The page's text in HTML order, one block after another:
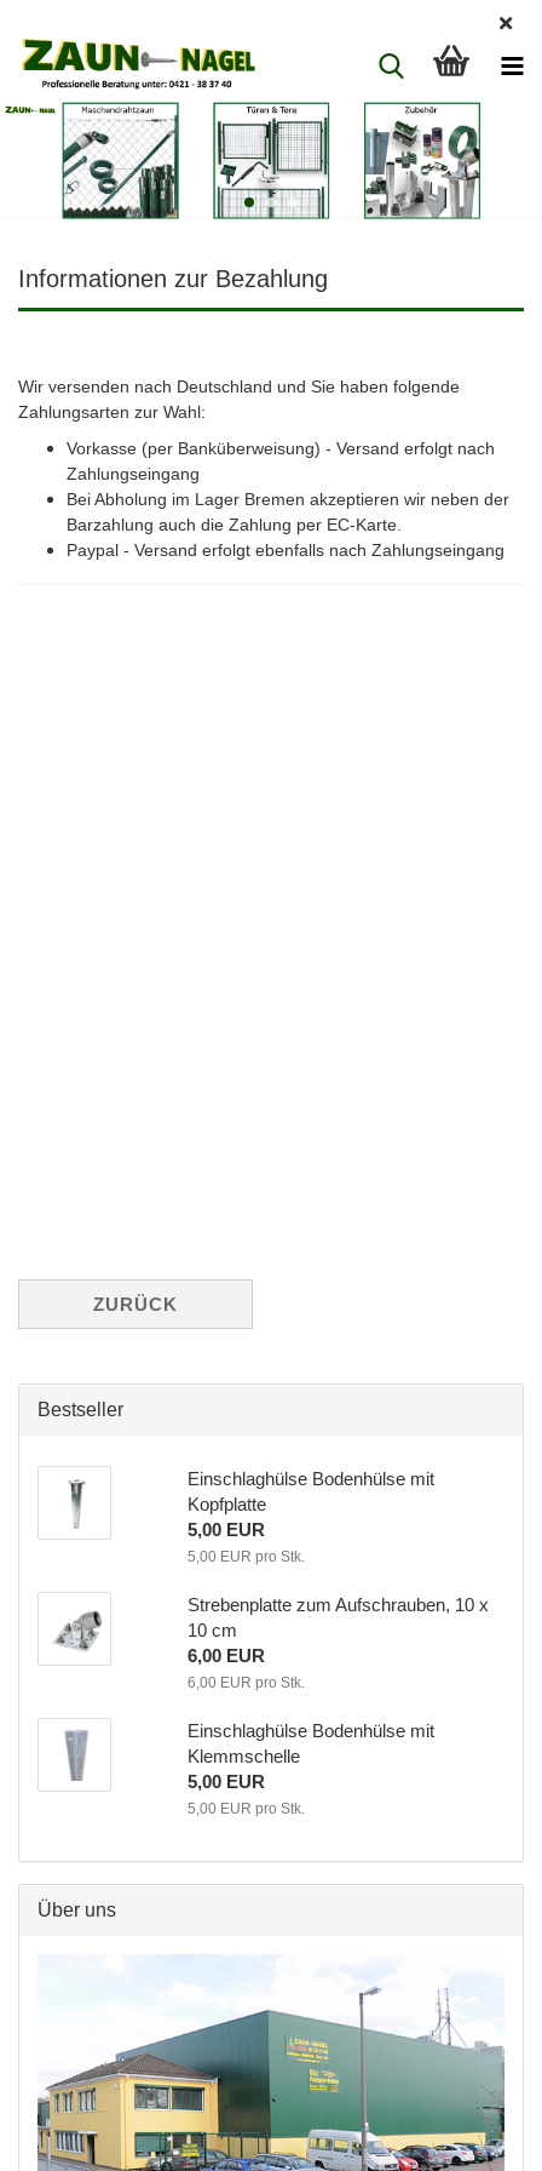
Informationen zur Bezahlung
Wir versenden nach Deutschland und Sie haben folgende
Zahlungsarten zur Wahl:
Vorkasse (per Banküberweisung) - Versand erfolgt nach
Zahlungseingang
Bei Abholung im Lager Bremen akzeptieren wir neben der
Barzahlung auch die Zahlung per EC-Karte.
Paypal - Versand erfolgt ebenfalls nach Zahlungseingang
ZURÜCK
Bestseller
Einschlaghülse Bodenhülse mit
Kopfplatte
5,00 EUR
5,00 EUR pro Stk.
Strebenplatte zum Aufschrauben, 10 x
10 cm
6,00 EUR
6,00 EUR pro Stk.
Einschlaghülse Bodenhülse mit
Klemmschelle
5,00 EUR
5,00 EUR pro Stk.
Über uns